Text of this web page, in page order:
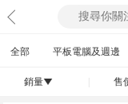
全部 平板電腦及週邊
銷量󰄢 售